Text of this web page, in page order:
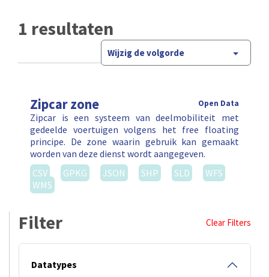
1 resultaten
Wijzig de volgorde
Zipcar zone Open Data
Zipcar is een systeem van deelmobiliteit met
gedeelde voertuigen volgens het free floating
principe. De zone waarin gebruik kan gemaakt
worden van deze dienst wordt aangegeven.
CSV
GPKG JSON SHP SLD
WFS
WMS
Filter Clear Filters
Datatypes